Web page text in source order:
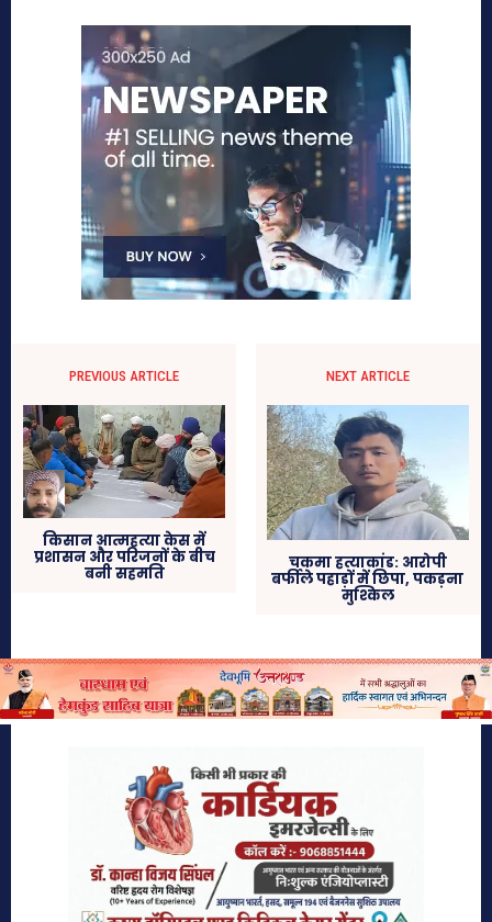
PREVIOUS ARTICLE
किसान आत्महत्या केस में
प्रशासन और परिजनों के बीच
बनी सहमति
NEXT ARTICLE
चकमा हत्याकांड: आरोपी
बर्फीले पहाड़ों में छिपा, पकड़ना
मुश्किल